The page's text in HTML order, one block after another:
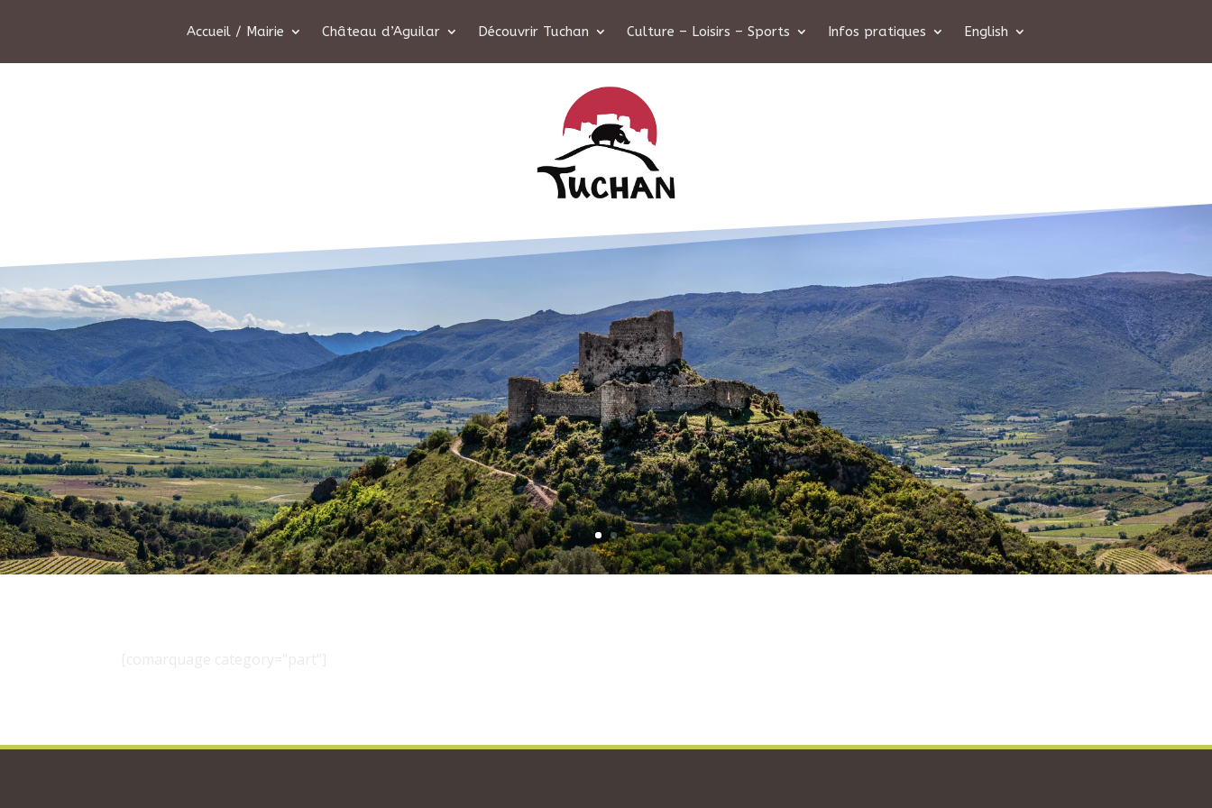
Accueil / Mairie Château d’Aguilar Découvrir Tuchan Culture – Loisirs – Sports Infos pratiques English